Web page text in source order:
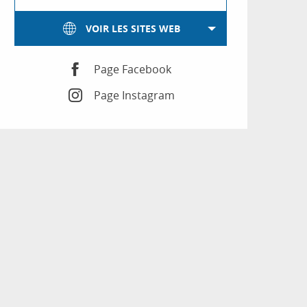
VOIR LES SITES WEB
Page Facebook
Page Instagram